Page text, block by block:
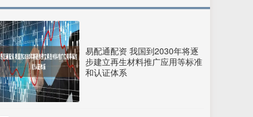
易配通配资 我国到2030年将逐
步建立再生材料推广应用等标准
和认证体系